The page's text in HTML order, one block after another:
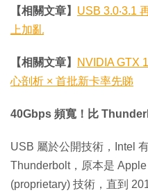
【相關文章】 USB 3.0‧3.1
上加亂
【相關文章】
NVIDIA GTX
心剖析 × 首批新卡率先睇
40Gbps 頻寬！比
USB 屬於公開技術，Intel
Thunderbolt，原本是
(proprietary) 技術，直到